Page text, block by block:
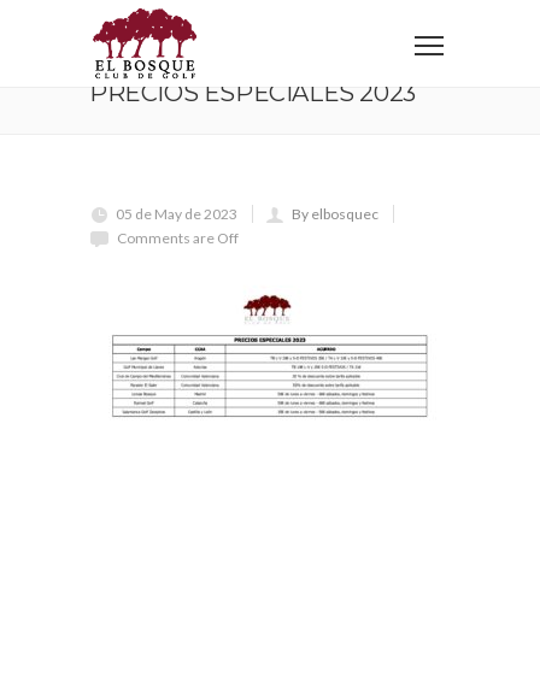
Home Precios Especiales 2023
PRECIOS ESPECIALES 2023
05 de May de 2023
By elbosquec
Comments are Off